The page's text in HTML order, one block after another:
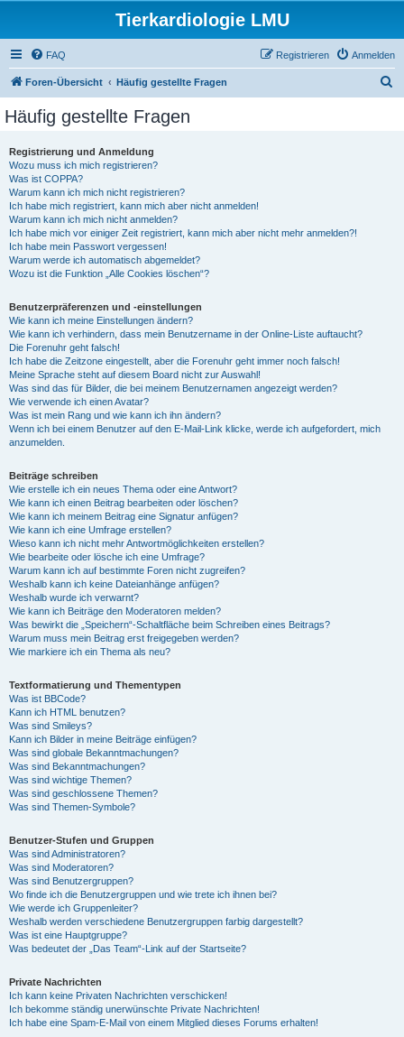
Tierkardiologie LMU
FAQ Anmelden
Registrieren
Foren-Übersicht Häufig gestellte Fragen
Häufig gestellte Fragen
Registrierung und Anmeldung
Wozu muss ich mich registrieren?
Was ist COPPA?
Warum kann ich mich nicht registrieren?
Ich habe mich registriert, kann mich aber nicht anmelden!
Warum kann ich mich nicht anmelden?
Ich habe mich vor einiger Zeit registriert, kann mich aber nicht mehr anmelden?!
Ich habe mein Passwort vergessen!
Warum werde ich automatisch abgemeldet?
Wozu ist die Funktion „Alle Cookies löschen“?
Benutzerpräferenzen und -einstellungen
Wie kann ich meine Einstellungen ändern?
Wie kann ich verhindern, dass mein Benutzername in der Online-Liste auftaucht?
Die Forenuhr geht falsch!
Ich habe die Zeitzone eingestellt, aber die Forenuhr geht immer noch falsch!
Meine Sprache steht auf diesem Board nicht zur Auswahl!
Was sind das für Bilder, die bei meinem Benutzernamen angezeigt werden?
Wie verwende ich einen Avatar?
Was ist mein Rang und wie kann ich ihn ändern?
Wenn ich bei einem Benutzer auf den E-Mail-Link klicke, werde ich aufgefordert, mich
anzumelden.
Beiträge schreiben
Wie erstelle ich ein neues Thema oder eine Antwort?
Wie kann ich einen Beitrag bearbeiten oder löschen?
Wie kann ich meinem Beitrag eine Signatur anfügen?
Wie kann ich eine Umfrage erstellen?
Wieso kann ich nicht mehr Antwortmöglichkeiten erstellen?
Wie bearbeite oder lösche ich eine Umfrage?
Warum kann ich auf bestimmte Foren nicht zugreifen?
Weshalb kann ich keine Dateianhänge anfügen?
Weshalb wurde ich verwarnt?
Wie kann ich Beiträge den Moderatoren melden?
Was bewirkt die „Speichern“-Schaltfläche beim Schreiben eines Beitrags?
Warum muss mein Beitrag erst freigegeben werden?
Wie markiere ich ein Thema als neu?
Textformatierung und Thementypen
Was ist BBCode?
Kann ich HTML benutzen?
Was sind Smileys?
Kann ich Bilder in meine Beiträge einfügen?
Was sind globale Bekanntmachungen?
Was sind Bekanntmachungen?
Was sind wichtige Themen?
Was sind geschlossene Themen?
Was sind Themen-Symbole?
Benutzer-Stufen und Gruppen
Was sind Administratoren?
Was sind Moderatoren?
Was sind Benutzergruppen?
Wo finde ich die Benutzergruppen und wie trete ich ihnen bei?
Wie werde ich Gruppenleiter?
Weshalb werden verschiedene Benutzergruppen farbig dargestellt?
Was ist eine Hauptgruppe?
Was bedeutet der „Das Team“-Link auf der Startseite?
Private Nachrichten
Ich kann keine Privaten Nachrichten verschicken!
Ich bekomme ständig unerwünschte Private Nachrichten!
Ich habe eine Spam-E-Mail von einem Mitglied dieses Forums erhalten!